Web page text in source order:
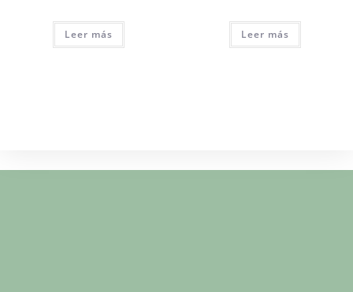
Leer más Leer más